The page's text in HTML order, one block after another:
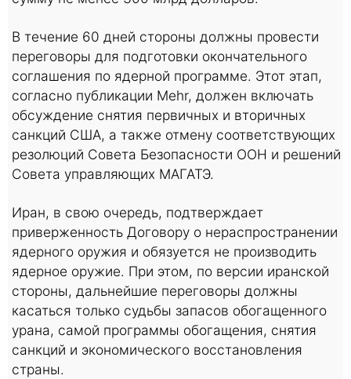
В течение 60 дней стороны должны провести
переговоры для подготовки окончательного
соглашения по ядерной программе. Этот этап,
согласно публикации Mehr, должен включать
обсуждение снятия первичных и вторичных
санкций США, а также отмену соответствующих
резолюций Совета Безопасности ООН и решений
Совета управляющих МАГАТЭ.
Иран, в свою очередь, подтверждает
приверженность Договору о нераспространении
ядерного оружия и обязуется не производить
ядерное оружие. При этом, по версии иранской
стороны, дальнейшие переговоры должны
касаться только судьбы запасов обогащенного
урана, самой программы обогащения, снятия
санкций и экономического восстановления
страны.